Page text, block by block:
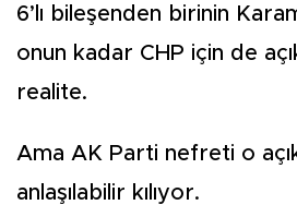
6’lı bileşenden birinin
onun kadar CHP için de
realite.
Ama AK Parti nefreti o
anlaşılabilir kılıyor.